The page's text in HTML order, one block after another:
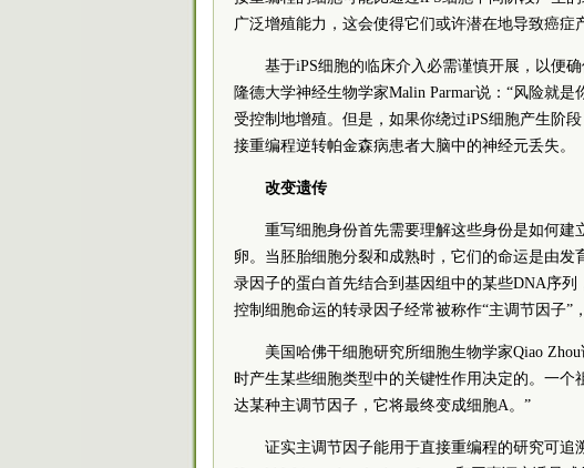
广泛增殖能力，这会使得它们或许潜在地导致癌症
基于iPS细胞的临床介入必需谨慎开展，以便
隆德大学神经生物学家Malin Parmar说：“风险就
受控制地增殖。但是，如果你绕过iPS细胞产生阶
接重编程逆转帕金森病患者大脑中的神经元丢失。
改变遗传
重写细胞身份首先需要理解这些身份是如何
卵。当胚胎细胞分裂和成熟时，它们的命运是由
录因子的蛋白首先结合到基因组中的某些DNA序列
控制细胞命运的转录因子经常被称作“主调节因子”
美国哈佛干细胞研究所细胞生物学家Qiao
时产生某些细胞类型中的关键性作用决定的。一
达某种主调节因子，它将最终变成细胞A。”
证实主调节因子能用于直接重编程的研究可追